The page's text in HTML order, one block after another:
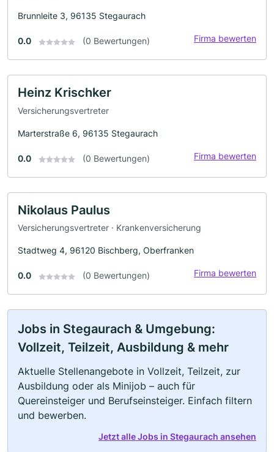
Brunnleite 3, 96135 Stegaurach
0.0 (0 Bewertungen) Firma bewerten
Heinz Krischker
Versicherungsvertreter
Marterstraße 6, 96135 Stegaurach
0.0 (0 Bewertungen) Firma bewerten
Nikolaus Paulus
Versicherungsvertreter · Krankenversicherung
Stadtweg 4, 96120 Bischberg, Oberfranken
0.0 (0 Bewertungen) Firma bewerten
Jobs in Stegaurach & Umgebung:
Vollzeit, Teilzeit, Ausbildung & mehr
Aktuelle Stellenangebote in Vollzeit, Teilzeit, zur
Ausbildung oder als Minijob – auch für
Quereinsteiger und Berufseinsteiger. Einfach filtern
und bewerben.
Jetzt alle Jobs in Stegaurach ansehen